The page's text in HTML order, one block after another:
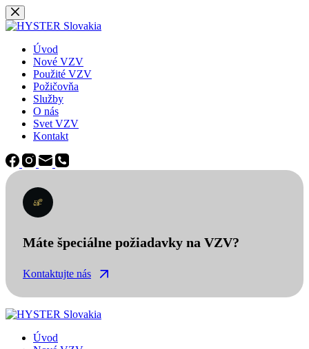
Späť
na
Úvod
Nové VZV
Použité VZV
Požičovňa
Služby
O nás
Svet VZV
Kontakt
Máte špeciálne požiadavky na VZV?
Kontaktujte nás
Úvod